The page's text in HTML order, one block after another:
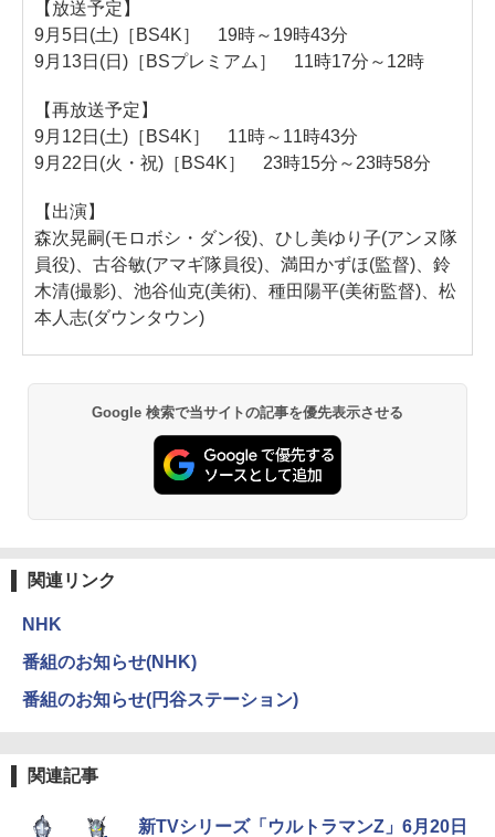
【放送予定】
9月5日(土)［BS4K］ 19時～19時43分
9月13日(日)［BSプレミアム］ 11時17分～12時
【再放送予定】
9月12日(土)［BS4K］ 11時～11時43分
9月22日(火・祝)［BS4K］ 23時15分～23時58分
【出演】
森次晃嗣(モロボシ・ダン役)、ひし美ゆり子(アンヌ隊
員役)、古谷敏(アマギ隊員役)、満田かずほ(監督)、鈴
木清(撮影)、池谷仙克(美術)、種田陽平(美術監督)、松
本人志(ダウンタウン)
Google 検索で当サイトの記事を優先表示させる
関連リンク
NHK
番組のお知らせ(NHK)
番組のお知らせ(円谷ステーション)
関連記事
新TVシリーズ「ウルトラマンZ」6月20日